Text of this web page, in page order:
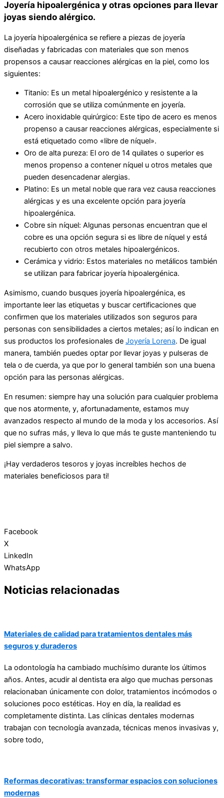
Joyería hipoalergénica y otras opciones para llevar
joyas siendo alérgico.
La joyería hipoalergénica se refiere a piezas de joyería
diseñadas y fabricadas con materiales que son menos
propensos a causar reacciones alérgicas en la piel, como los
siguientes:
Titanio: Es un metal hipoalergénico y resistente a la
corrosión que se utiliza comúnmente en joyería.
Acero inoxidable quirúrgico: Este tipo de acero es menos
propenso a causar reacciones alérgicas, especialmente si
está etiquetado como «libre de níquel».
Oro de alta pureza: El oro de 14 quilates o superior es
menos propenso a contener níquel u otros metales que
pueden desencadenar alergias.
Platino: Es un metal noble que rara vez causa reacciones
alérgicas y es una excelente opción para joyería
hipoalergénica.
Cobre sin níquel: Algunas personas encuentran que el
cobre es una opción segura si es libre de níquel y está
recubierto con otros metales hipoalergénicos.
Cerámica y vidrio: Estos materiales no metálicos también
se utilizan para fabricar joyería hipoalergénica.
Asimismo, cuando busques joyería hipoalergénica, es
importante leer las etiquetas y buscar certificaciones que
confirmen que los materiales utilizados son seguros para
personas con sensibilidades a ciertos metales; así lo indican en
sus productos los profesionales de Joyería Lorena. De igual
manera, también puedes optar por llevar joyas y pulseras de
tela o de cuerda, ya que por lo general también son una buena
opción para las personas alérgicas.
En resumen: siempre hay una solución para cualquier problema
que nos atormente, y, afortunadamente, estamos muy
avanzados respecto al mundo de la moda y los accesorios. Así
que no sufras más, y lleva lo que más te guste manteniendo tu
piel siempre a salvo.
¡Hay verdaderos tesoros y joyas increíbles hechos de
materiales beneficiosos para ti!
Facebook
X
LinkedIn
WhatsApp
Noticias relacionadas
Materiales de calidad para tratamientos dentales más
seguros y duraderos
La odontología ha cambiado muchísimo durante los últimos
años. Antes, acudir al dentista era algo que muchas personas
relacionaban únicamente con dolor, tratamientos incómodos o
soluciones poco estéticas. Hoy en día, la realidad es
completamente distinta. Las clínicas dentales modernas
trabajan con tecnología avanzada, técnicas menos invasivas y,
sobre todo,
Reformas decorativas: transformar espacios con soluciones
modernas